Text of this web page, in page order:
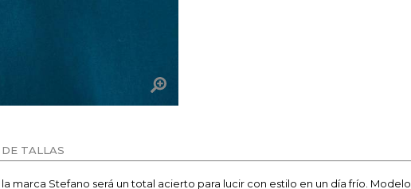
DE TALLAS
marca Stefano será un total acierto para lucir con estilo en un día frío. Modelo